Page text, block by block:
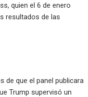
quien el 6 de enero
resultados de las
de que el panel publicara
Trump supervisó un